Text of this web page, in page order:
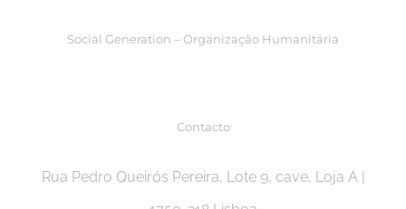
Social Generation – Organização Humanitária
Contacto
Rua Pedro Queirós Pereira, Lote 9, cave, Loja A |